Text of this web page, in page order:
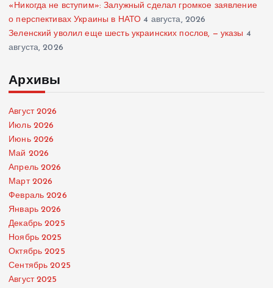
«Никогда не вступим»: Залужный сделал громкое заявление
о перспективах Украины в НАТО 4 августа, 2026
Зеленский уволил еще шесть украинских послов, — указы 4
августа, 2026
Архивы
Август 2026
Июль 2026
Июнь 2026
Май 2026
Апрель 2026
Март 2026
Февраль 2026
Январь 2026
Декабрь 2025
Ноябрь 2025
Октябрь 2025
Сентябрь 2025
Август 2025